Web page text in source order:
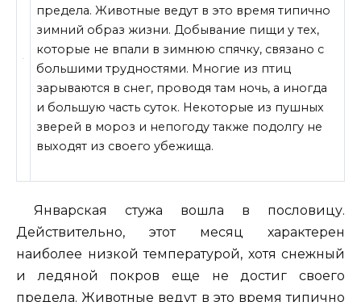
предела. Животные ведут в это время типично
зимний образ жизни. Добывание пищи у тех,
которые не впали в зимнюю спячку, связано с
большими трудностями. Многие из птиц
зарываются в снег, проводя там ночь, а иногда
и большую часть суток. Некоторые из пушных
зверей в мороз и непогоду также подолгу не
выходят из своего убежища.
Январская стужа вошла в пословицу.
Действительно, этот месяц характерен
наиболее низкой температурой, хотя снежный
и ледяной покров еще не достиг своего
предела. Животные ведут в это время типично